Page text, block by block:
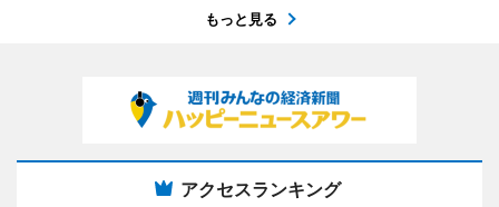
もっと見る
アクセスランキング